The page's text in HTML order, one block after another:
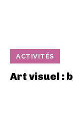
ACTIVITÉS
Art visuel :